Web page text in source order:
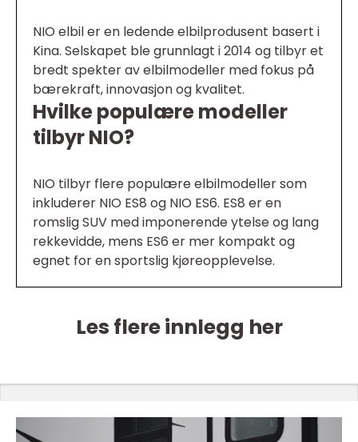
NIO elbil er en ledende elbilprodusent basert i
Kina. Selskapet ble grunnlagt i 2014 og tilbyr et
bredt spekter av elbilmodeller med fokus på
bærekraft, innovasjon og kvalitet.
Hvilke populære modeller
tilbyr NIO?
NIO tilbyr flere populære elbilmodeller som
inkluderer NIO ES8 og NIO ES6. ES8 er en
romslig SUV med imponerende ytelse og lang
rekkevidde, mens ES6 er mer kompakt og
egnet for en sportslig kjøreopplevelse.
Les flere innlegg her